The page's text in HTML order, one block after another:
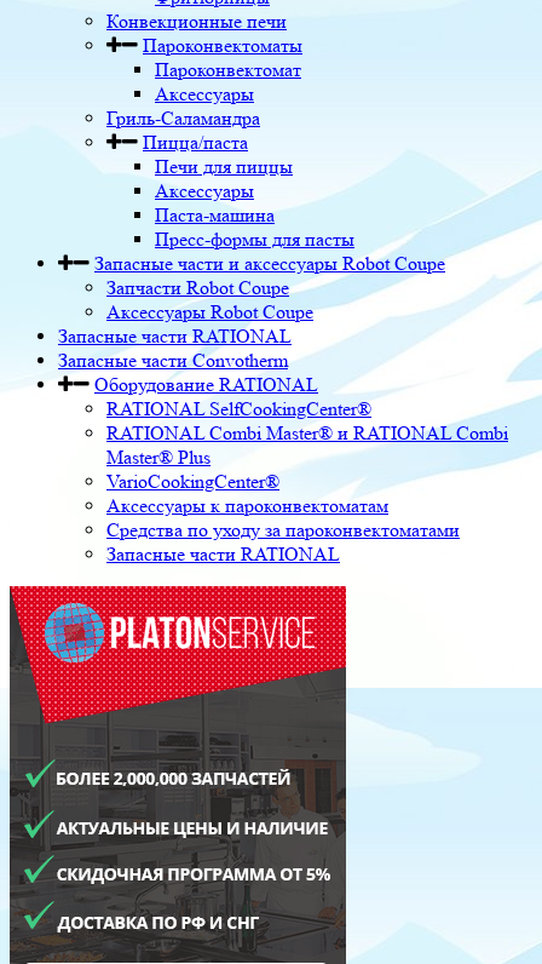
Конвекционные печи
Пароконвектоматы
Пароконвектомат
Аксессуары
Гриль-Саламандра
Пицца/паста
Печи для пиццы
Аксессуары
Паста-машина
Пресс-формы для пасты
Запасные части и аксессуары Robot Coupe
Запчасти Robot Coupe
Аксессуары Robot Coupe
Запасные части RATIONAL
Запасные части Convotherm
Оборудование RATIONAL
RATIONAL SelfCookingCenter®
RATIONAL Combi Master® и RATIONAL Combi
Master® Plus
VarioCookingCenter®
Аксессуары к пароконвектоматам
Средства по уходу за пароконвектоматами
Запасные части RATIONAL